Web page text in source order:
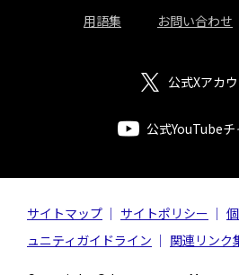
用語集 お問い合わせ
公式Xアカ
公式YouTube
サイトマップ サイトポリシー
ュニティガイドライン
関連リンク